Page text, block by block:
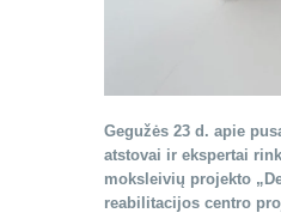
Gegužės 23 d. apie
atstovai ir ekspertai
moksleivių projekto
reabilitacijos centro